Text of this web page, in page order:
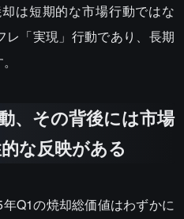
は短期的な市場行動ではな
レ「実現」行動であり、長期
、その背後には市場
な反映がある
Q1の焼却総価値はわずかに